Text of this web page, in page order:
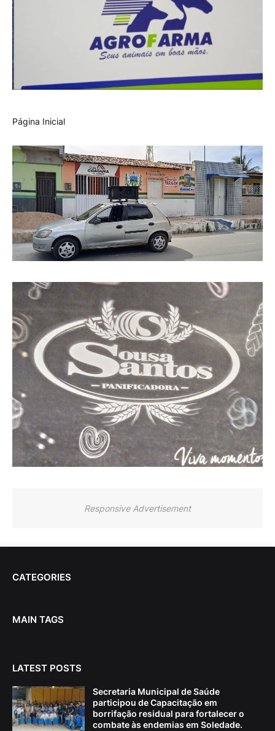
Página Inicial
Responsive Advertisement
CATEGORIES
MAIN TAGS
LATEST POSTS
Secretaria Municipal de Saúde
participou de Capacitação em
borrifação residual para fortalecer o
combate às endemias em Soledade.